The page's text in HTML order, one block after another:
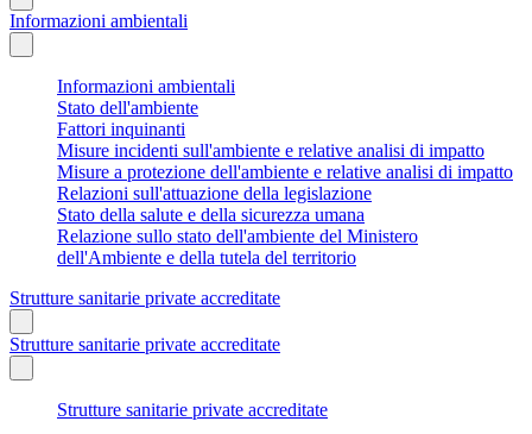
Informazioni ambientali
Informazioni ambientali
Stato dell'ambiente
Fattori inquinanti
Misure incidenti sull'ambiente e relative analisi di impatto
Misure a protezione dell'ambiente e relative analisi di impatto
Relazioni sull'attuazione della legislazione
Stato della salute e della sicurezza umana
Relazione sullo stato dell'ambiente del Ministero
dell'Ambiente e della tutela del territorio
Strutture sanitarie private accreditate
Strutture sanitarie private accreditate
Strutture sanitarie private accreditate